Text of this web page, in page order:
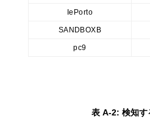
IePorto
SANDBOXB
pc9
表 A-2: 検知す